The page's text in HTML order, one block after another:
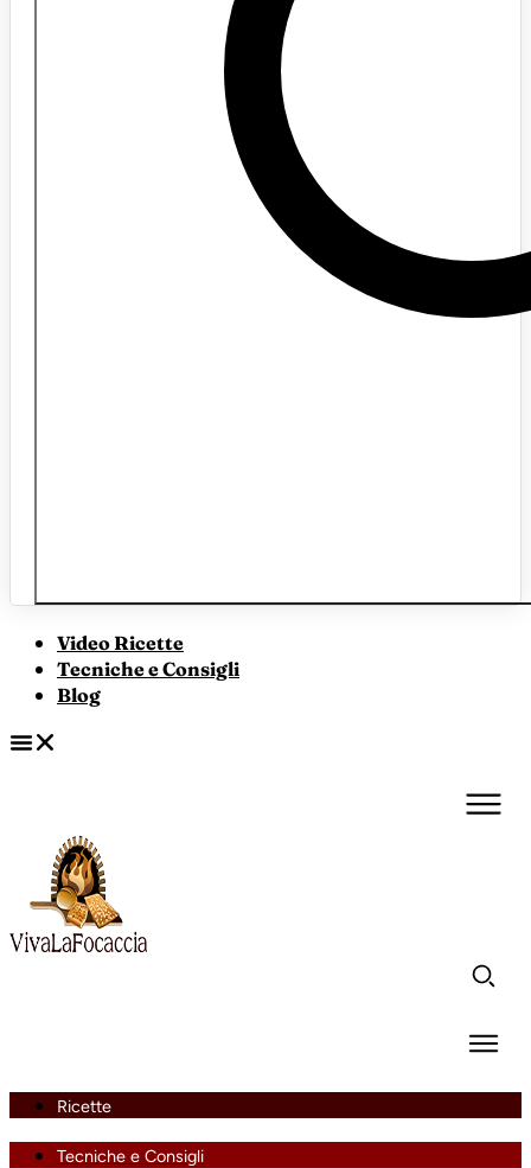
Video Ricette
Tecniche e Consigli
Blog
Ricette
Tecniche e Consigli